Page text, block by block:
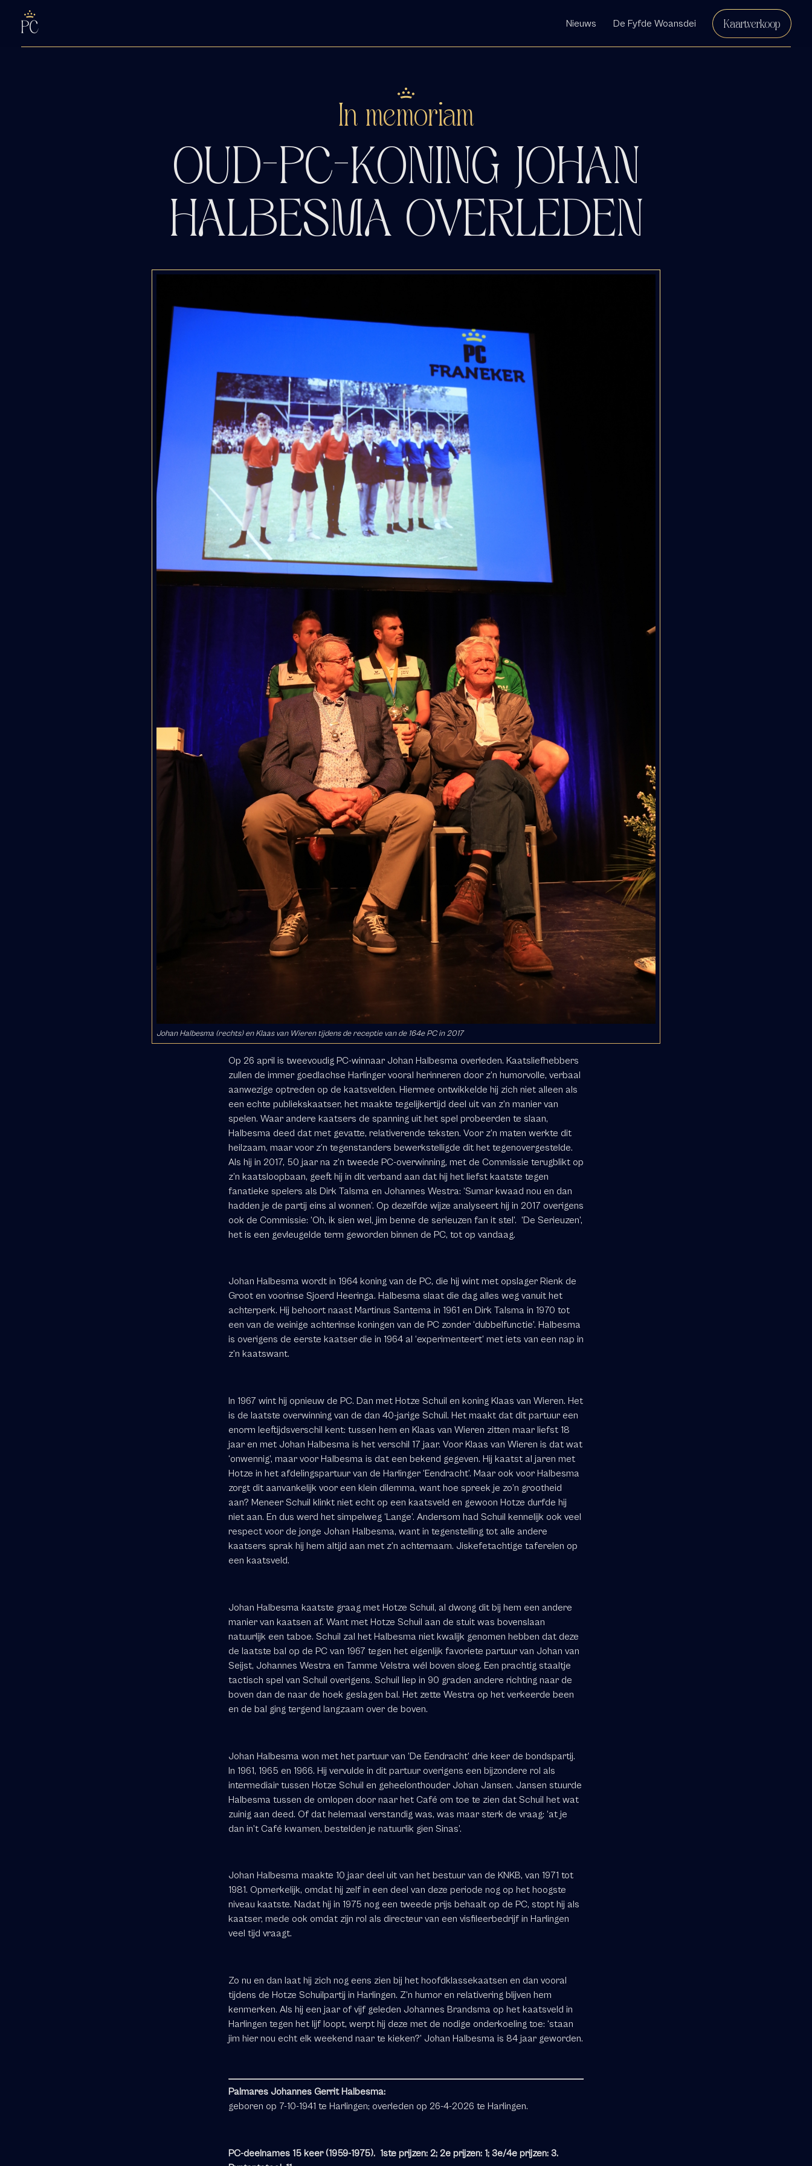
Nieuws De Fyfde Woansdei Kaartverkoop
In memoriam
OUD-PC-KONING JOHAN
HALBESMA OVERLEDEN
Johan Halbesma (rechts) en Klaas van Wieren tijdens de receptie van de 164e PC in 2017
Op 26 april is tweevoudig PC-winnaar Johan Halbesma overleden. Kaatsliefhebbers
zullen de immer goedlachse Harlinger vooral herinneren door z’n humorvolle, verbaal
aanwezige optreden op de kaatsvelden. Hiermee ontwikkelde hij zich niet alleen als
een echte publiekskaatser, het maakte tegelijkertijd deel uit van z’n manier van
spelen. Waar andere kaatsers de spanning uit het spel probeerden te slaan,
Halbesma deed dat met gevatte, relativerende teksten. Voor z’n maten werkte dit
heilzaam, maar voor z’n tegenstanders bewerkstelligde dit het tegenovergestelde.
Als hij in 2017, 50 jaar na z’n tweede PC-overwinning, met de Commissie terugblikt op
z’n kaatsloopbaan, geeft hij in dit verband aan dat hij het liefst kaatste tegen
fanatieke spelers als Dirk Talsma en Johannes Westra: ‘Sumar kwaad nou en dan
hadden je de partij eins al wonnen’. Op dezelfde wijze analyseert hij in 2017 overigens
ook de Commissie: ‘Oh, ik sien wel, jim benne de serieuzen fan it stel’. ‘De Serieuzen’,
het is een gevleugelde term geworden binnen de PC, tot op vandaag.
Johan Halbesma wordt in 1964 koning van de PC, die hij wint met opslager Rienk de
Groot en voorinse Sjoerd Heeringa. Halbesma slaat die dag alles weg vanuit het
achterperk. Hij behoort naast Martinus Santema in 1961 en Dirk Talsma in 1970 tot
een van de weinige achterinse koningen van de PC zonder ‘dubbelfunctie’. Halbesma
is overigens de eerste kaatser die in 1964 al ‘experimenteert’ met iets van een nap in
z’n kaatswant.
In 1967 wint hij opnieuw de PC. Dan met Hotze Schuil en koning Klaas van Wieren. Het
is de laatste overwinning van de dan 40-jarige Schuil. Het maakt dat dit partuur een
enorm leeftijdsverschil kent: tussen hem en Klaas van Wieren zitten maar liefst 18
jaar en met Johan Halbesma is het verschil 17 jaar. Voor Klaas van Wieren is dat wat
‘onwennig’, maar voor Halbesma is dat een bekend gegeven. Hij kaatst al jaren met
Hotze in het afdelingspartuur van de Harlinger ‘Eendracht’. Maar ook voor Halbesma
zorgt dit aanvankelijk voor een klein dilemma, want hoe spreek je zo’n grootheid
aan? Meneer Schuil klinkt niet echt op een kaatsveld en gewoon Hotze durfde hij
niet aan. En dus werd het simpelweg ‘Lange’. Andersom had Schuil kennelijk ook veel
respect voor de jonge Johan Halbesma, want in tegenstelling tot alle andere
kaatsers sprak hij hem altijd aan met z’n achternaam. Jiskefetachtige taferelen op
een kaatsveld.
Johan Halbesma kaatste graag met Hotze Schuil, al dwong dit bij hem een andere
manier van kaatsen af. Want met Hotze Schuil aan de stuit was bovenslaan
natuurlijk een taboe. Schuil zal het Halbesma niet kwalijk genomen hebben dat deze
de laatste bal op de PC van 1967 tegen het eigenlijk favoriete partuur van Johan van
Seijst, Johannes Westra en Tamme Velstra wél boven sloeg. Een prachtig staaltje
tactisch spel van Schuil overigens. Schuil liep in 90 graden andere richting naar de
boven dan de naar de hoek geslagen bal. Het zette Westra op het verkeerde been
en de bal ging tergend langzaam over de boven.
Johan Halbesma won met het partuur van ‘De Eendracht’ drie keer de bondspartij.
In 1961, 1965 en 1966. Hij vervulde in dit partuur overigens een bijzondere rol als
intermediair tussen Hotze Schuil en geheelonthouder Johan Jansen. Jansen stuurde
Halbesma tussen de omlopen door naar het Café om toe te zien dat Schuil het wat
zuinig aan deed. Of dat helemaal verstandig was, was maar sterk de vraag: ‘at je
dan in’t Café kwamen, bestelden je natuurlik gien Sinas’.
Johan Halbesma maakte 10 jaar deel uit van het bestuur van de KNKB, van 1971 tot
1981. Opmerkelijk, omdat hij zelf in een deel van deze periode nog op het hoogste
niveau kaatste. Nadat hij in 1975 nog een tweede prijs behaalt op de PC, stopt hij als
kaatser, mede ook omdat zijn rol als directeur van een visfileerbedrijf in Harlingen
veel tijd vraagt.
Zo nu en dan laat hij zich nog eens zien bij het hoofdklassekaatsen en dan vooral
tijdens de Hotze Schuilpartij in Harlingen. Z’n humor en relativering blijven hem
kenmerken. Als hij een jaar of vijf geleden Johannes Brandsma op het kaatsveld in
Harlingen tegen het lijf loopt, werpt hij deze met de nodige onderkoeling toe: ‘staan
jim hier nou echt elk weekend naar te kieken?’ Johan Halbesma is 84 jaar geworden.
Palmares Johannes Gerrit Halbesma:
geboren op 7-10-1941 te Harlingen; overleden op 26-4-2026 te Harlingen.
PC-deelnames 15 keer (1959-1975). 1ste prijzen: 2; 2e prijzen: 1; 3e/4e prijzen: 3.